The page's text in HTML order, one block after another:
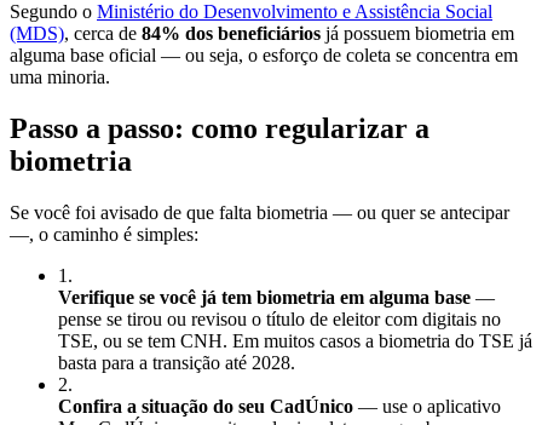
Segundo o Ministério do Desenvolvimento e Assistência Social
(MDS), cerca de 84% dos beneficiários já possuem biometria em
alguma base oficial — ou seja, o esforço de coleta se concentra em
uma minoria.
Passo a passo: como regularizar a
biometria
Se você foi avisado de que falta biometria — ou quer se antecipar
—, o caminho é simples:
1 .
Verifique se você já tem biometria em alguma base —
pense se tirou ou revisou o título de eleitor com digitais no
TSE, ou se tem CNH. Em muitos casos a biometria do TSE já
basta para a transição até 2028.
2.
Confira a situação do seu CadÚnico — use o aplicativo